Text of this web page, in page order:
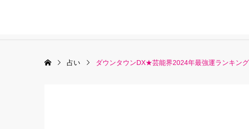
占い ダウンタウンDX★芸能界2024年最強運ランキン